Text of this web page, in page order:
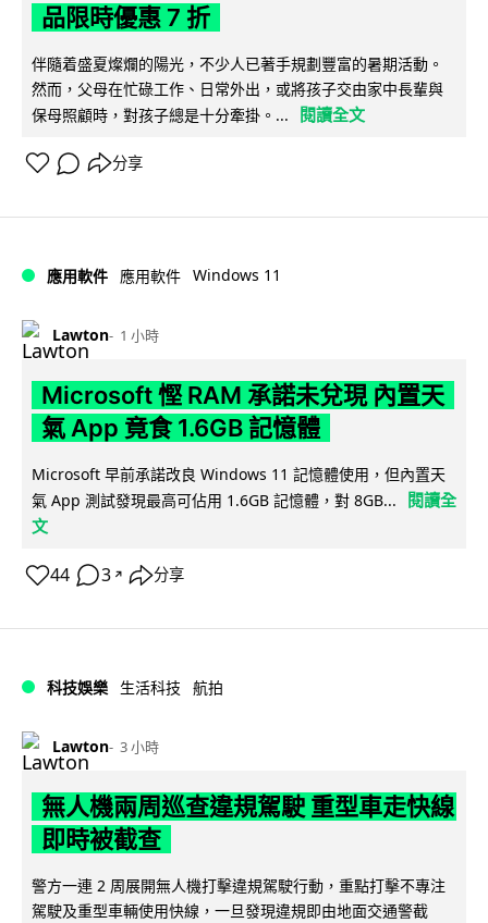
品限時優惠 7 折
伴隨着盛夏燦爛的陽光，不少人已著手規劃豐富的暑期活動。
然而，父母在忙碌工作、日常外出，或將孩子交由家中長輩與
保母照顧時，對孩子總是十分牽掛。...
閱讀全文
分享
應用軟件 應用軟件 Windows 11
Lawton 1 小時
Microsoft 慳 RAM 承諾未兌現 內置天
氣 App 竟食 1.6GB 記憶體
Microsoft 早前承諾改良 Windows 11 記憶體使用，但內置天
氣 App 測試發現最高可佔用 1.6GB 記憶體，對 8GB...
閱讀全
文
44 3 ↗ 分享
科技娛樂 生活科技 航拍
Lawton 3 小時
無人機兩周巡查違規駕駛 重型車走快線
即時被截查
警方一連 2 周展開無人機打擊違規駕駛行動，重點打擊不專注
駕駛及重型車輛使用快線，一旦發現違規即由地面交通警截